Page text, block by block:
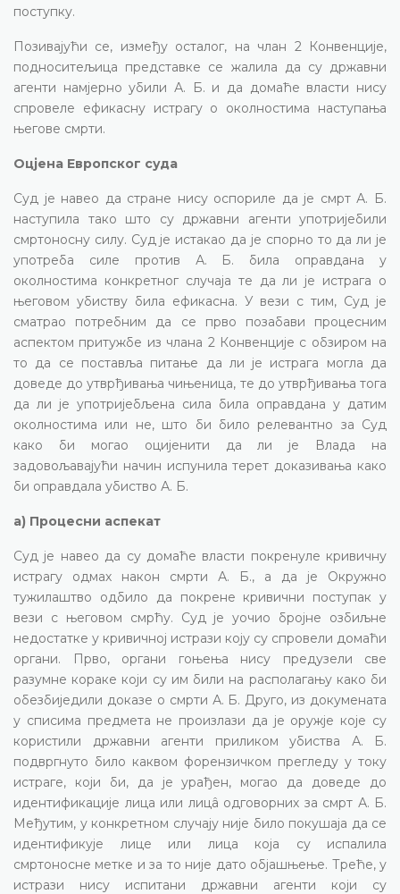
поступку.
Позивајући се, између осталог, на члан 2 Конвенције,
подноситељица представке се жалила да су државни
агенти намјерно убили А. Б. и да домаће власти нису
спровеле ефикасну истрагу о околностима наступања
његове смрти.
Оцјена Европског суда
Суд је навео да стране нису оспориле да је смрт А. Б.
наступила тако што су државни агенти употријебили
смртоносну силу. Суд је истакао да је спорно то да ли је
употреба силе против А. Б. била оправдана у
околностима конкретног случаја те да ли је истрага о
његовом убиству била ефикасна. У вези с тим, Суд је
сматрао потребним да се прво позабави процесним
аспектом притужбе из члана 2 Конвенције с обзиром на
то да се поставља питање да ли је истрага могла да
доведе до утврђивања чињеница, те до утврђивања тога
да ли је употријебљена сила била оправдана у датим
околностима или не, што би било релевантно за Суд
како би могао оцијенити да ли је Влада на
задовољавајући начин испунила терет доказивања како
би оправдала убиство А. Б.
а) Процесни аспекат
Суд је навео да су домаће власти покренуле кривичну
истрагу одмах након смрти А. Б., а да је Окружно
тужилаштво одбило да покрене кривични поступак у
вези с његовом смрћу. Суд је уочио бројне озбиљне
недостатке у кривичној истрази коју су спровели домаћи
органи. Прво, органи гоњења нису предузели све
разумне кораке који су им били на располагању како би
обезбиједили доказе о смрти А. Б. Друго, из докумената
у списима предмета не произлази да је оружје које су
користили државни агенти приликом убиства А. Б.
подвргнуто било каквом форензичком прегледу у току
истраге, који би, да је урађен, могао да доведе до
идентификације лица или лицâ одговорних за смрт А. Б.
Међутим, у конкретном случају није било покушаја да се
идентификује лице или лица која су испалила
смртоносне метке и за то није дато објашњење. Треће, у
истрази нису испитани државни агенти који су